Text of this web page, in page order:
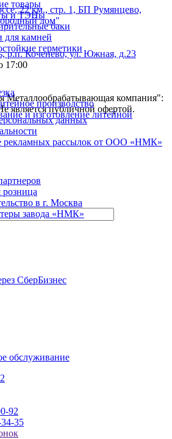
товары
и ТЭНы
баки
для камней
герметики
производство
и изготовление литейной
в г. Москва
завода «НМК»
СберБизнес
обслуживание
92
35
22 км., стр. 1, БП Румянцево,
дом"
р.п. Коченево, ул. Южная, д.23
17:00
Металлообрабатывающая компания":
является публичной офертой.
данных
рекламных рассылок от ООО «НМК»